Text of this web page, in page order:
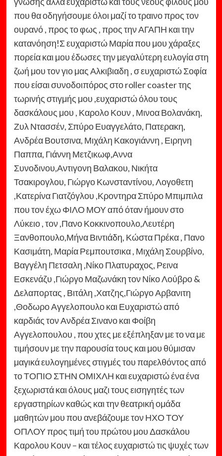
που θα οδηγήσουμε όλοι μαζί το τραινο προς τον
ουρανό , προς το φως , προς την ΑΓΑΠΗ και την
κατανόηση!Σ ευχαριστώ Μαρία που μου χάραξες
πορεία και μου έδωσες την μεγαλύτερη ευλογία στη
ζωή μου τον γιο μας Αλκιβιαδη , σ ευχαριστώ Σοφία
που είσαι συνοδοιπόρος στο roller coaster της
τωρινής στιγμής μου ,ευχαριστώ όλου τους
δασκάλους μου , Καρολο Κουν , Μινοα Βολανάκη,
Ζυλ Ντασσέν, Σπύρο Ευαγγελάτο, Πατερακη,
Ανδρέα Βουτσινα, Μιχάλη Κακογιάννη , Ειρηνη
Παππα, Γιάννη Μετζικωφ,Αννα
Συνοδινου,Αντιγονη Βαλακου, Νικήτα
Τσακιρογλου, Γιώργο Κωνσταντίνου, Λογοθετη
,Κατερίνα Γιατζόγλου ,Κροντηρα Σπύρο Μπιμπιλα
που τον έχω ΦΙΛΟ ΜΟΥ από όταν ήμουν στο
Λύκειο , τον ,Πανο Κοκκινοπουλο,Λευτέρη
Ξανθοπουλο,Μήνα Βιντιάδη, Κώστα Πρέκα , Πανο
Κασιμάτη, Μαρία Ρεμπουτσικα , Μιχάλη Σουρβίνο,
Βαγγέλη Πετσαλη ,Νίκο Πλατυραχος, Ρεινα
Εσκενάζυ ,Γιώργο Μαζωνάκη τον Νίκο Λούβρο &
Δελαπορτας , Βιτάλη ,Χατζης,Γιώργο Αρβανιτη
,Θοδωρο Αγγελοπουλο και Ευχαριστώ από
καρδιάς τον Ανδρέα Σινανο και Φοίβη
Αγγελοπουλου , που χτες με εξέπληξαν με το να με
τιμήσουν με την παρουσία τους και μου θύμισαν
μαγικά ευλογημένες στιγμές του παρελθόντος από
το ΤΟΠΙΟ ΣΤΗΝ ΟΜΙΧΛΗ και ευχαριστώ ένα ένα
ξεχωριστά και όλους μαζι τους εισηγητές των
εργαστηρίων καθώς και την θεατρική ομάδα
μαθητών μου που ανεβάζουμε τον ΗΧΟ ΤΟΥ
ΟΠΛΟΥ προς τιμή του πρώτου μου Δασκάλου
Καρολου Κουν – και τέλος ευχαριστώ τις ψυχές των